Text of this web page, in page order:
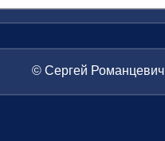
© Сергей Романцевич